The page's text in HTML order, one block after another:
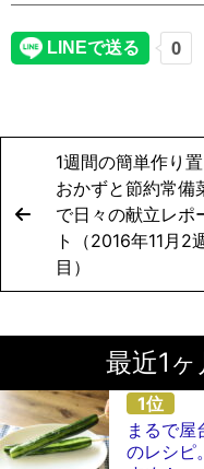
1週間の簡単作り
おかずと節約常備
で日々の献立レポ
ト（2016年11月2
目）
最近1
まるで屋
のレシピ